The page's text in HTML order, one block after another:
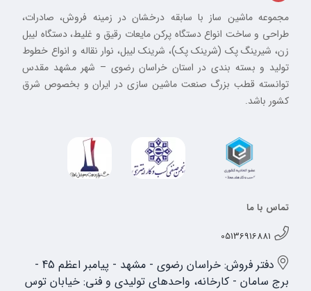
مجموعه ماشین ساز با سابقه درخشان در زمینه فروش، صادرات،
طراحی و ساخت انواع دستگاه پرکن مایعات رقیق و غلیط، دستگاه لیبل
زن، شیرینگ پک (شرینک پک)، شرینک لیبل، نوار نقاله و انواع خطوط
تولید و بسته بندی در استان خراسان رضوی – شهر مشهد مقدس
توانسته قطب بزرگ صنعت ماشین سازی در ایران و بخصوص شرق
کشور باشد.
تماس با ما
05136916881
دفتر فروش: خراسان رضوی - مشهد - پیامبر اعظم 45 -
برج سامان - کارخانه، واحدهای تولیدی و فنی: خیابان توس